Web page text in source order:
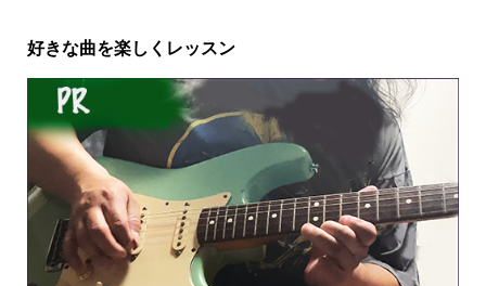
好きな曲を楽しくレッスン